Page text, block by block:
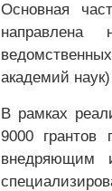
Основная
академий
В рамках
9000 грантов
внедряющим